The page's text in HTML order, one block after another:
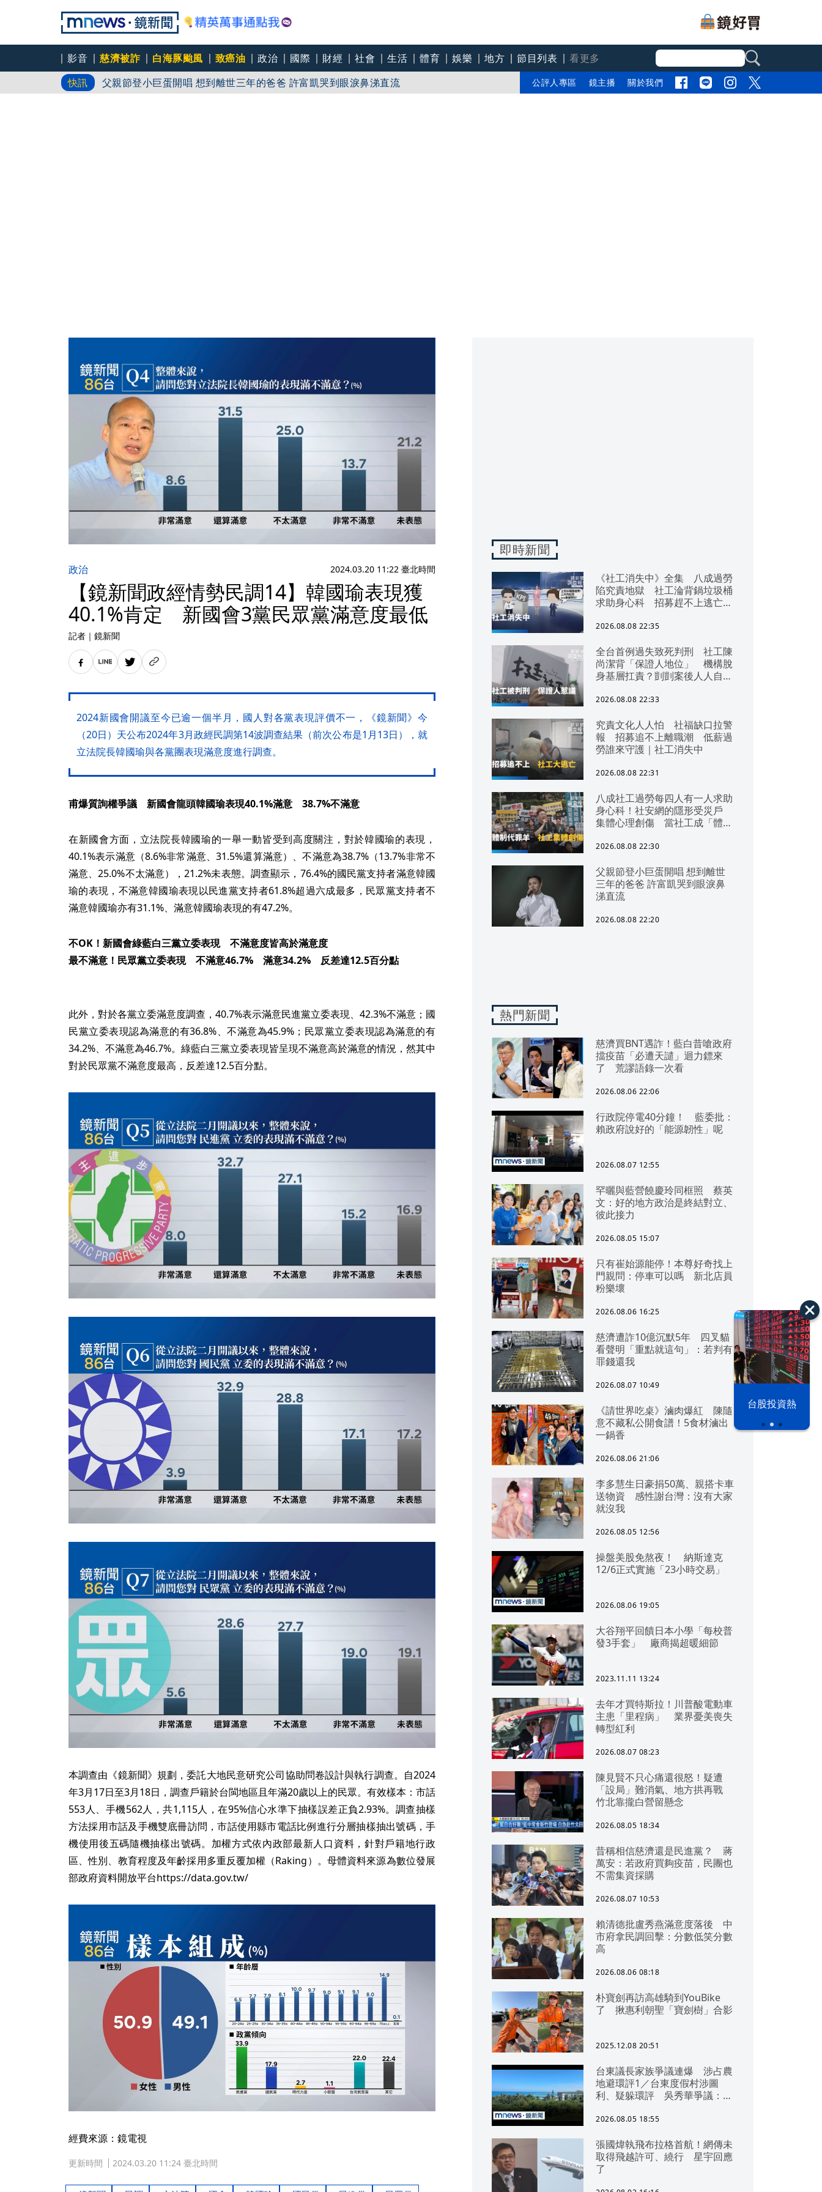
影音 慈濟被詐 白海豚颱風 致癌油 政治 國際 財經 社會 生活 體育 娛樂 地方 節目列表
看更多
快訊
父親節登小巨蛋開唱 想到離世三年的爸爸 許富凱哭到眼淚鼻涕直流
永和豆漿創始人林炳生70歲病逝 集團悼念：照亮別人的燈塔
公評人專區 鏡主播 關於我們
漢光42演習 台股投資熱
政治 2024.03.20 11:22 臺北時間
【鏡新聞政經情勢民調14】韓國瑜表現獲
40.1%肯定 新國會3黨民眾黨滿意度最低
記者 ｜ 鏡新聞
2024新國會開議至今已逾一個半月，國人對各黨表現評價不一，《鏡新聞》今
（20日）天公布2024年3月政經民調第14波調查結果（前次公布是1月13日），就
立法院長韓國瑜與各黨團表現滿意度進行調查。
甫爆質詢權爭議 新國會龍頭韓國瑜表現40.1%滿意 38.7%不滿意
在新國會方面，立法院長韓國瑜的一舉一動皆受到高度關注，對於韓國瑜的表現，
40.1%表示滿意（8.6%非常滿意、31.5%還算滿意）、不滿意為38.7%（13.7%非常不
滿意、25.0%不太滿意），21.2%未表態。調查顯示，76.4%的國民黨支持者滿意韓國
瑜的表現，不滿意韓國瑜表現以民進黨支持者61.8%超過六成最多，民眾黨支持者不
滿意韓國瑜亦有31.1%、滿意韓國瑜表現的有47.2%。
不OK！新國會綠藍白三黨立委表現 不滿意度皆高於滿意度
最不滿意！民眾黨立委表現 不滿意46.7% 滿意34.2% 反差達12.5百分點
此外，對於各黨立委滿意度調查，40.7%表示滿意民進黨立委表現、42.3%不滿意；國
民黨立委表現認為滿意的有36.8%、不滿意為45.9%；民眾黨立委表現認為滿意的有
34.2%、不滿意為46.7%。綠藍白三黨立委表現皆呈現不滿意高於滿意的情況，然其中
對於民眾黨不滿意度最高，反差達12.5百分點。
本調查由《鏡新聞》規劃，委託大地民意研究公司協助問卷設計與執行調查。自2024
年3月17日至3月18日，調查戶籍於台閩地區且年滿20歲以上的民眾。有效樣本：市話
553人、手機562人，共1,115人，在95%信心水準下抽樣誤差正負2.93%。調查抽樣
方法採用市話及手機雙底冊訪問，市話使用縣市電話比例進行分層抽樣抽出號碼，手
機使用後五碼隨機抽樣出號碼。加權方式依內政部最新人口資料，針對戶籍地行政
區、性別、教育程度及年齡採用多重反覆加權（Raking）。母體資料來源為數位發展
部政府資料開放平台https://data.gov.tw/
經費來源：鏡電視
更新時間 2024.03.20 11:24 臺北時間
即時新聞
《社工消失中》全集 八成過勞
陷究責地獄 社工淪背鍋垃圾桶
求助身心科 招募趕不上逃亡
回捐黑幕 血汗錢遭剝削
2026.08.08 22:35
全台首例過失致死判刑 社工陳
尚潔背「保證人地位」 機構脫
身基層扛責？剴剴案後人人自危
2026.08.08 22:33
究責文化人人怕 社福缺口拉警
報 招募追不上離職潮 低薪過
勞誰來守護｜社工消失中
2026.08.08 22:31
八成社工過勞每四人有一人求助
身心科！社安網的隱形受災戶
集體心理創傷 當社工成「體制
無奈趨勢？耗竭殆盡下的社安網
2026.08.08 22:30
父親節登小巨蛋開唱 想到離世
三年的爸爸 許富凱哭到眼淚鼻
涕直流
2026.08.08 22:20
熱門新聞
慈濟買BNT遇詐！藍白昔嗆政府
擋疫苗「必遭天譴」迴力鏢來
了 荒謬語錄一次看
2026.08.06 22:06
行政院停電40分鐘！ 藍委批：
賴政府說好的「能源韌性」呢
2026.08.07 12:55
罕曬與藍營饒慶玲同框照 蔡英
文：好的地方政治是終結對立、
彼此接力
2026.08.05 15:07
只有崔始源能停！本尊好奇找上
門親問：停車可以嗎 新北店員
粉樂壞
2026.08.06 16:25
慈濟遭詐10億沉默5年 四叉貓
看聲明「重點就這句」：若判有
罪錢還我
2026.08.07 10:49
《請世界吃桌》滷肉爆紅 陳隨
意不藏私公開食譜！5食材滷出
一鍋香
2026.08.06 21:06
李多慧生日豪捐50萬、親搭卡車
送物資 感性謝台灣：沒有大家
就沒我
2026.08.05 12:56
操盤美股免熬夜！ 納斯達克
12/6正式實施「23小時交易」
2026.08.06 19:05
大谷翔平回饋日本小學「每校普
發3手套」 廠商揭超暖細節
2023.11.11 13:24
去年才買特斯拉！川普酸電動車
主患「里程病」 業界憂美喪失
轉型紅利
2026.08.07 08:23
陳見賢不只心痛還很怒！疑遭
「設局」難消氣、地方拱再戰
竹北靠攏白營留懸念
2026.08.05 18:34
昔稱相信慈濟還是民進黨？ 蔣
萬安：若政府買夠疫苗，民團也
不需集資採購
2026.08.07 10:53
賴清德批盧秀燕滿意度落後 中
市府拿民調回擊：分數低笑分數
高
2026.08.06 08:18
朴寶劍再訪高雄騎到YouBike
了 揪惠利朝聖「寶劍樹」合影
2025.12.08 20:51
台東議長家族爭議連爆 涉占農
地避環評1／台東度假村涉圖
利、疑躲環評 吳秀華爭議：概
2026.08.05 18:55
張國煒執飛布拉格首航！網傳未
取得飛越許可、繞行 星宇回應
了